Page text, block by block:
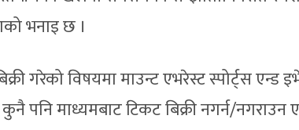
भनाइ छ ।
गरेको विषयमा माउन्ट एभरेस्ट स्पोर्ट्स एन्ड
पनि माध्यमबाट टिकट बिक्री नगर्न/नगराउन